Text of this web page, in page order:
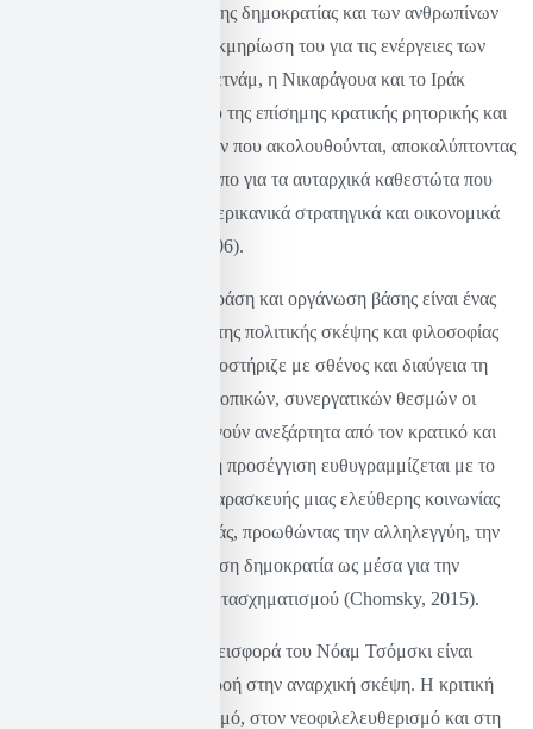
πρόσχημα της προώθησης της δημοκρατίας και των ανθρωπίνων
δικαιωμάτων. Η εκτενής τεκμηρίωση του για τις ενέργειες των
ΗΠΑ σε χώρες όπως το Βιετνάμ, η Νικαράγουα και το Ιράκ
ανέδειξε τη διαφορά μεταξύ της επίσημης κρατικής ρητορικής και
των πραγματικών πρακτικών που ακολουθούνται, αποκαλύπτοντας
έτσι ένα γενικευμένο πρότυπο για τα αυταρχικά καθεστώτα που
ευθυγραμμίζονται με τα αμερικανικά στρατηγικά και οικονομικά
συμφέροντα (Chomsky, 2006).
Η επιμονή του για άμεση δράση και οργάνωση βάσης είναι ένας
ακόμη ακρογωνιαίος λίθος της πολιτικής σκέψης και φιλοσοφίας
του. Ο Τσόμσκι πάντοτε υποστήριζε με σθένος και διαύγεια τη
σημασία της οικοδόμησης τοπικών, συνεργατικών θεσμών οι
οποίοι μπορούν να λειτουργούν ανεξάρτητα από τον κρατικό και
τον εταιρικό έλεγχο. Αυτή η προσέγγιση ευθυγραμμίζεται με το
αναρχικό ιδεώδες της προπαρασκευής μιας ελεύθερης κοινωνίας
μέσα στο κέλυφος της παλιάς, προωθώντας την αλληλεγγύη, την
αλληλοβοήθεια και την άμεση δημοκρατία ως μέσα για την
επίτευξη του κοινωνικού μετασχηματισμού (Chomsky, 2015).
Κλείνοντας, η πολιτική συνεισφορά του Νόαμ Τσόμσκι είναι
τεράστια και με βαθιά επιρροή στην αναρχική σκέψη. Η κριτική
του στον κρατικό καπιταλισμό, στον νεοφιλελευθερισμό και στη